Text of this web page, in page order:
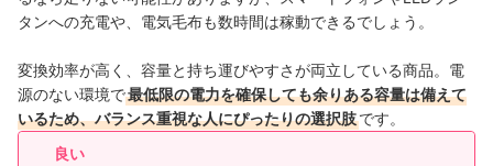
タンへの充電や、電気毛布も数時間は稼動できるでしょう。
変換効率が高く、容量と持ち運びやすさが両立している商品。電
源のない環境で最低限の電力を確保しても余りある容量は備えて
いるため、バランス重視な人にぴったりの選択肢です。
良い